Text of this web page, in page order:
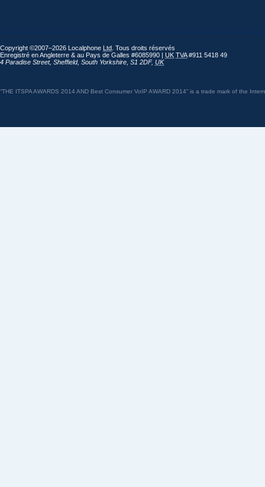
Copyright ©2007–2026 Localphone Ltd . Tous droits réservés
Enregistré en Angleterre & au Pays de Galles #6085990 | UK TVA#911 5418 49
4 Paradise Street, Sheffield, South Yorkshire S1 2DF, UK
“THE ITSPA AWARDS 2014 AND Best Consumer VoIP AWARD 2014” is a trade mark of the